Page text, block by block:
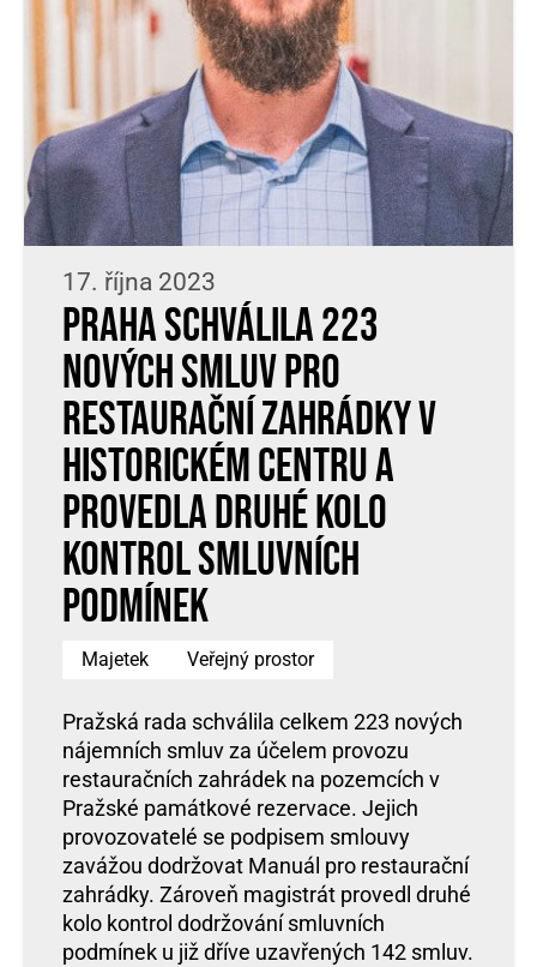
17. října 2023
Praha schválila 223
nových smluv pro
restaurační zahrádky v
historickém centru a
provedla druhé kolo
kontrol smluvních
podmínek
Majetek Veřejný prostor
Pražská rada schválila celkem 223 nových
nájemních smluv za účelem provozu
restauračních zahrádek na pozemcích v
Pražské památkové rezervace. Jejich
provozovatelé se podpisem smlouvy
zavážou dodržovat Manuál pro restaurační
zahrádky. Zároveň magistrát provedl druhé
kolo kontrol dodržování smluvních
podmínek u již dříve uzavřených 142 smluv.